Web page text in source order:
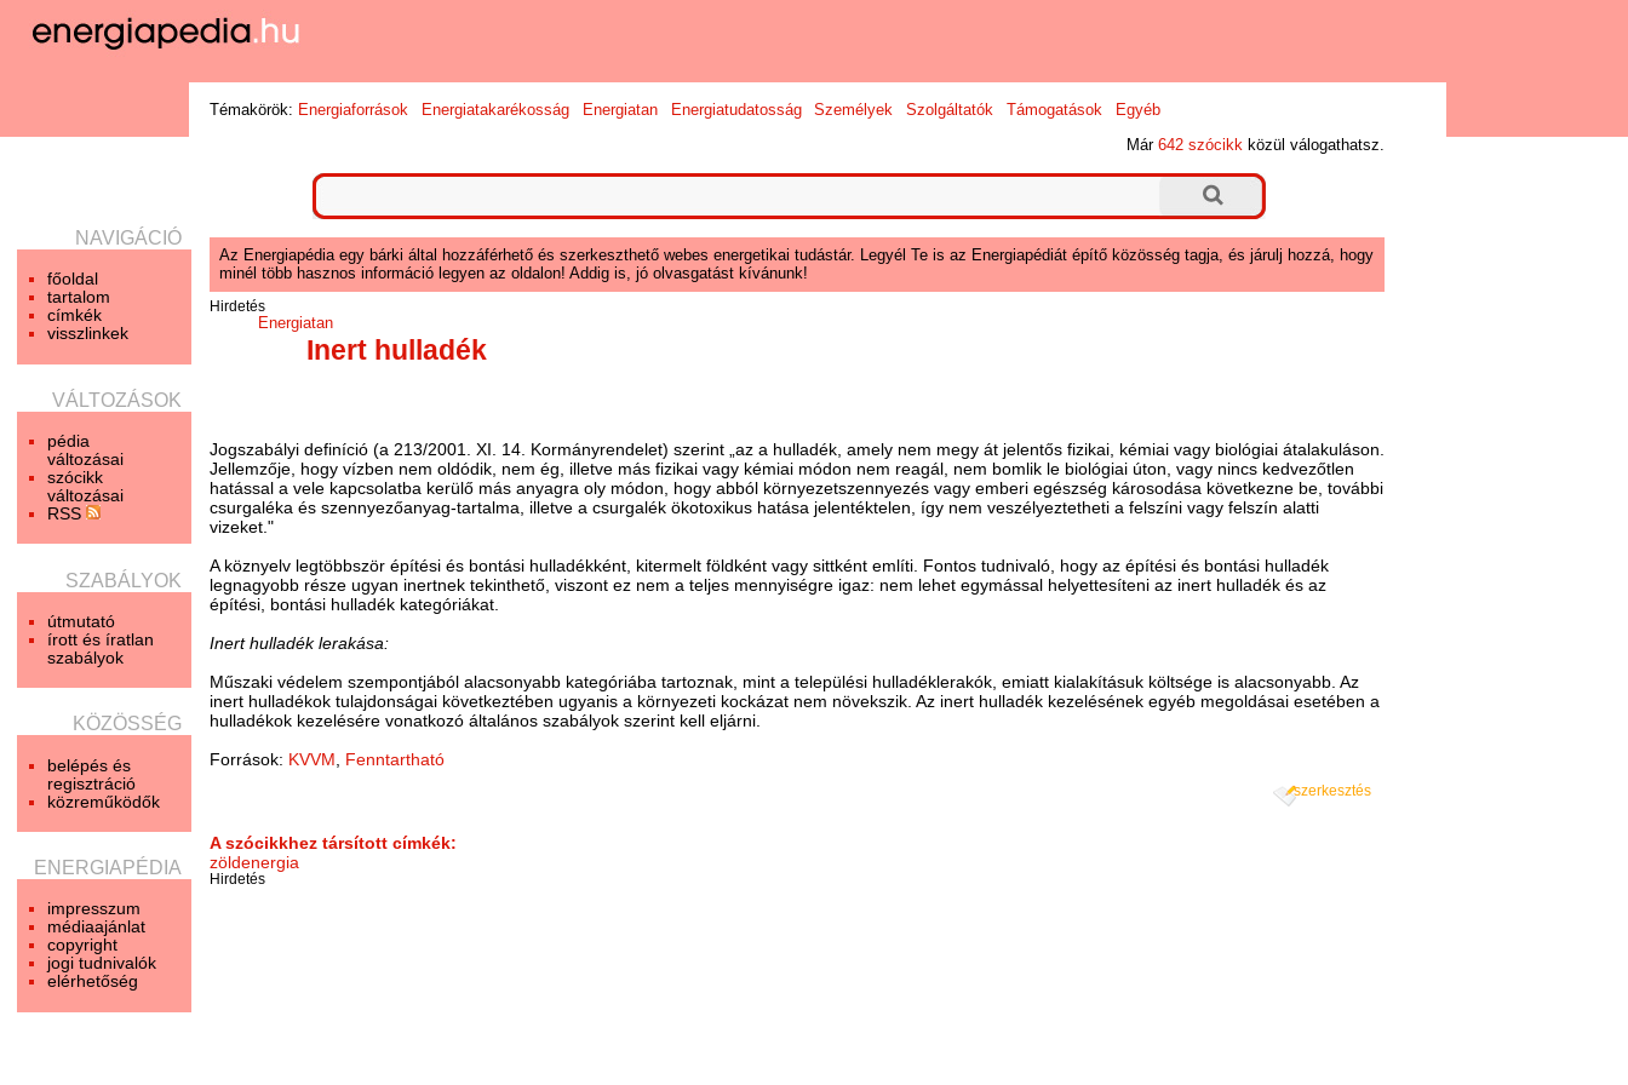
NAVIGÁCIÓ
főoldal
tartalom
címkék
visszlinkek
VÁLTOZÁSOK
pédia
változásai
szócikk
változásai
RSS
SZABÁLYOK
útmutató
írott és íratlan
szabályok
KÖZÖSSÉG
belépés és
regisztráció
közreműködők
ENERGIAPÉDIA
impresszum
médiaajánlat
copyright
jogi tudnivalók
elérhetőség
Témakörök: Energiaforrások Energiatakarékosság Energiatan Energiatudatosság Személyek Szolgáltatók Támogatások
Egyéb
Már642 szócikk közül válogathatsz.
Az Energiapédia egy bárki által hozzáférhető és szerkeszthető webes energetikai tudástár. Legyél Te is az Energiapédiát építő közösség tagja, és járulj hozzá, hogy
minél több hasznos információ legyen az oldalon! Addig is, jó olvasgatást kívánunk!
Hirdetés
Energiatan
Inert hulladék
Jogszabályi definíció (a 213/2001. XI. 14. Kormányrendelet) szerint „az a hulladék, amely nem megy át jelentős fizikai, kémiai vagy biológiai átalakuláson.
Jellemzője, hogy vízben nem oldódik, nem ég, illetve más fizikai vagy kémiai módon nem reagál, nem bomlik le biológiai úton, vagy nincs kedvezőtlen
hatással a vele kapcsolatba kerülő más anyagra oly módon, hogy abból környezetszennyezés vagy emberi egészség károsodása következne be, további
csurgaléka és szennyezőanyag-tartalma, illetve a csurgalék ökotoxikus hatása jelentéktelen, így nem veszélyeztetheti a felszíni vagy felszín alatti
vizeket."
A köznyelv legtöbbször építési és bontási hulladékként, kitermelt földként vagy sittként említi. Fontos tudnivaló, hogy az építési és bontási hulladék
legnagyobb része ugyan inertnek tekinthető, viszont ez nem a teljes mennyiségre igaz: nem lehet egymással helyettesíteni az inert hulladék és az
építési, bontási hulladék kategóriákat.
Inert hulladék lerakása:
Műszaki védelem szempontjából alacsonyabb kategóriába tartoznak, mint a települési hulladéklerakók, emiatt kialakításuk költsége is alacsonyabb. Az
inert hulladékok tulajdonságai következtében ugyanis a környezeti kockázat nem növekszik. Az inert hulladék kezelésének egyéb megoldásai esetében a
hulladékok kezelésére vonatkozó általános szabályok szerint kell eljárni.
Források: KVVM, Fenntartható
szerkesztés
A szócikkhez társított címkék:
zöldenergia
Hirdetés